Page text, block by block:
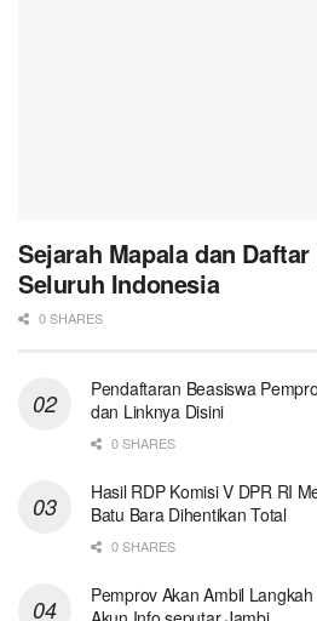
Sejarah Mapala dan
Seluruh Indonesia
0 SHARES
Pendaftaran Beasiswa
dan Linknya Disini
0 SHARES
Hasil RDP Komisi V DPR RI
Batu Bara Dihentikan Total
0 SHARES
Pemprov Akan Ambil